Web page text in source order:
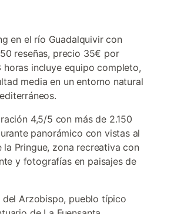
en el río Guadalquivir con
reseñas, precio 35€ por
incluye equipo completo,
media en un entorno natural
4,5/5 con más de 2.150
panorámico con vistas al
Pringue, zona recreativa con
y fotografías en paisajes de
Arzobispo, pueblo típico